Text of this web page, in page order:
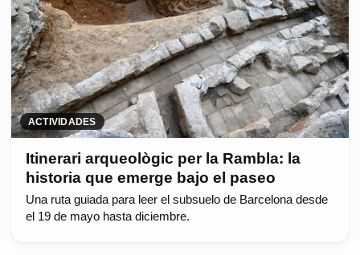
ACTIVIDADES
Itinerari arqueològic per la Rambla: la
historia que emerge bajo el paseo
Una ruta guiada para leer el subsuelo de Barcelona desde
el 19 de mayo hasta diciembre.